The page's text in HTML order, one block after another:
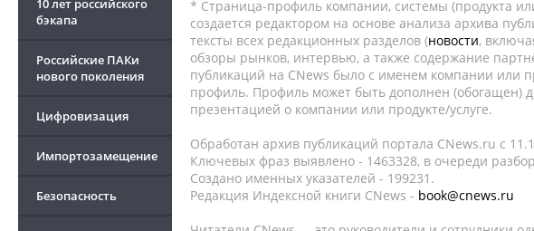
10 лет российского
бэкапа
Российские ПАКи
нового поколения
Цифровизация
Импортозамещение
Безопасность
* Страница-профиль компании, системы (продукта
создается редактором на основе анализа архива
тексты всех редакционных разделов (новости,
обзоры рынков, интервью, а также содержание
публикаций на CNews было с именем компании или
профиль. Профиль может быть дополнен (обогащен)
презентацией о компании или продукте/услуге.
Обработан архив публикаций портала CNews.ru c
Ключевых фраз выявлено - 1463328, в очереди
Создано именных указателей - 199231.
Редакция Индексной книги CNews - book@cnews.ru